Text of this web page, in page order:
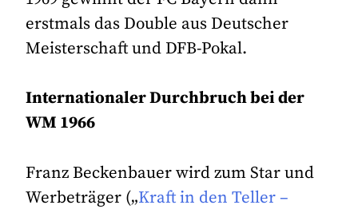
erstmals das Double aus Deutscher
Meisterschaft und DFB-Pokal.
Internationaler Durchbruch bei der
WM 1966
Franz Beckenbauer wird zum Star und
Werbeträger („Kraft in den Teller –